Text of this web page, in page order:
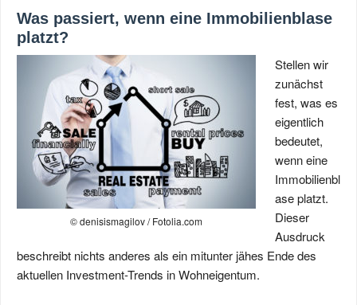
Was passiert, wenn eine Immobilienblase
platzt?
© denisismagilov / Fotolia.com
Stellen wir
zunächst
fest, was es
eigentlich
bedeutet,
wenn eine
Immobilienbl
ase platzt.
Dieser
Ausdruck
beschreibt nichts anderes als ein mitunter jähes Ende des
aktuellen Investment-Trends in Wohneigentum.